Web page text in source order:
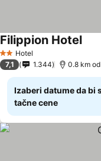
2 Zvezdice
Hotel
Filippion Hotel
7,1 1.344 0.8 km
Izaberi datume da bi
tačne cene